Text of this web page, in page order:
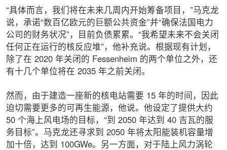
“具体而言，我们将在未来几周内开始筹备项目，”马克龙
说，承诺“数百亿欧元的巨额公共资金”并“确保法国电力
公司的财务状况”，目前负债累累。“我希望未来不会关闭
任何正在运行的核反应堆”，他补充说。根据现有计划，
除了在 2020 年关闭的 Fessenheim 的两个单位之外，还
有十几个单位将在 2035 年之前关闭。
然而，由于建造一座新的核电站需要 15 年的时间，因此
迫切需要更多的可再生能源，他说。他设定了提供大约
50 个海上风电场的目标，“到 2050 年达到 40 吉瓦的服
务目标”。马克龙还寻求到 2050 年将太阳能装机容量增
加十倍，达到 100GWe。另一方面，对于陆上风力涡轮